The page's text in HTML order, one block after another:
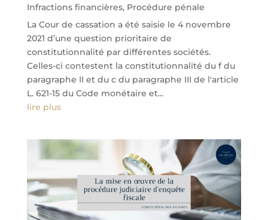
Infractions financières, Procédure pénale
La Cour de cassation a été saisie le 4 novembre
2021 d’une question prioritaire de
constitutionnalité par différentes sociétés.
Celles-ci contestent la constitutionnalité du f du
paragraphe II et du c du paragraphe III de l'article
L. 621-15 du Code monétaire et...
lire plus